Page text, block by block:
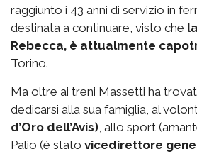
raggiunto i 43 anni di servizio in
destinata a continuare, visto che
Rebecca, è attualmente
Torino.
Ma oltre ai treni Massetti ha
dedicarsi alla sua famiglia, al
d’Oro dell’Avis) , allo sport
Palio (è stato vicedirettore